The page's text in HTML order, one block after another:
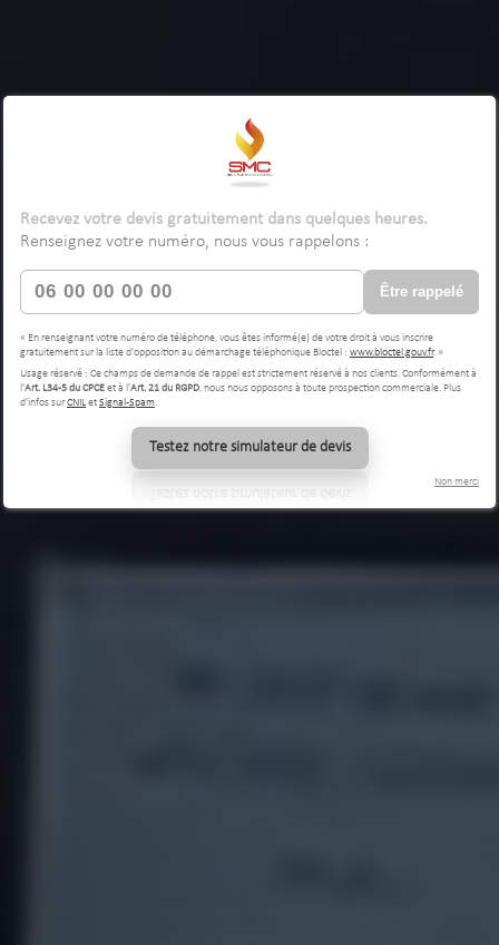
Recevez votre devis gratuitement dans quelques heures.
Renseignez votre numéro, nous vous rappelons :
Être rappelé
« En renseignant votre numéro de téléphone, vous êtes informé(e) de votre droit à vous inscrire
gratuitement sur la liste d'opposition au démarchage téléphonique Bloctel : www.bloctel.gouv.fr. »
Usage réservé : Ce champs de demande de rappel est strictement réservé à nos clients. Conformément à
l'Art. L34-5 du CPCEet à l'Art. 21 du RGPD, nous nous opposons à toute prospection commerciale. Plus
d'infos surCNILetSignal-Spam.
Testez notre simulateur de devis
Non merci